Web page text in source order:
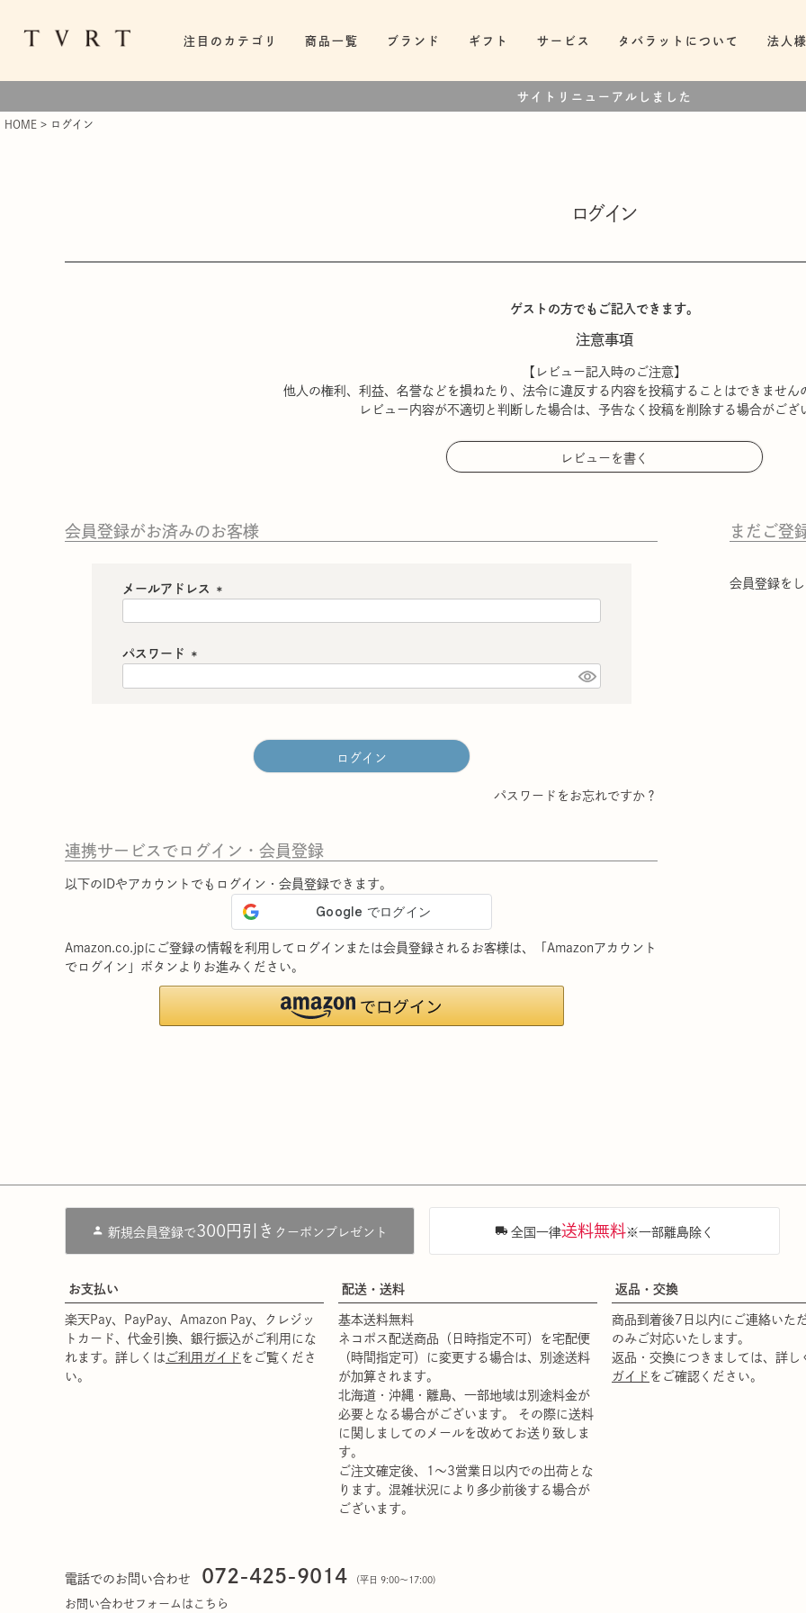
注目のカテゴリ 商品一覧 ブランド ギフト サービス タバラットについて 法人
サイトリニューアルしました
HOME ログイン
ログイン
ゲストの方でもご記入できます。
注意事項
【レビュー記入時のご注意】
他人の権利、利益、名誉などを損ねたり、法令に違反する内容を投稿することはできません
レビュー内容が不適切と判断した場合は、予告なく投稿を削除する場合がござ
レビューを書く
会員登録がお済みのお客様
メールアドレス
パスワード
ログイン
パスワードをお忘れですか？
連携サービスでログイン・会員登録
以下のIDやアカウントでもログイン・会員登録できます。
Amazon.co.jpにご登録の情報を利用してログインまたは会員登録されるお客様は、「Amazonアカウント
でログイン」ボタンよりお進みください。
まだご登
会員登録を
新規会員登録で300円引き クーポンプレゼント 全国一律送料無料※一部離島除く
お支払い
楽天Pay、PayPay、Amazon Pay、クレジッ
トカード、代金引換、銀行振込がご利用にな
れます。詳しくは ご利用ガイド をご覧くださ
い。
配送・送料
基本送料無料
ネコポス配送商品（日時指定不可）を宅配便
（時間指定可）に変更する場合は、別途送料
が加算されます。
北海道・沖縄・離島、一部地域は別途料金が
必要となる場合がございます。 その際に送料
に関しましてのメールを改めてお送り致しま
す。
ご注文確定後、1～3営業日以内での出荷とな
ります。混雑状況により多少前後する場合が
ございます。
返品・交換
商品到着後7日以内にご連絡いた
のみご対応いたします。
返品・交換につきましては、詳し
ガイド をご確認ください。
電話でのお問い合わせ 072-425-9014 （平日 9:00〜17:00)
お問い合わせフォームはこちら